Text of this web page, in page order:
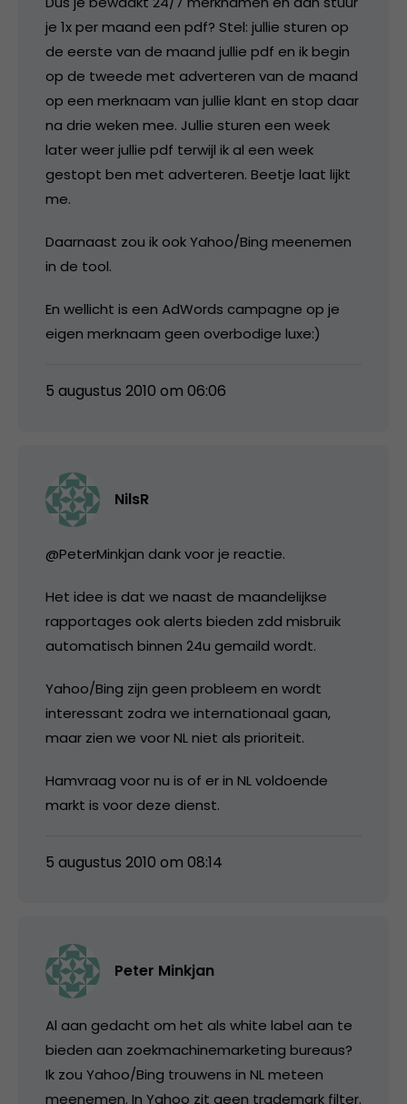
je 1x per maand een pdf? Stel: jullie sturen op
de eerste van de maand jullie pdf en ik begin
op de tweede met adverteren van de maand
op een merknaam van jullie klant en stop daar
na drie weken mee. Jullie sturen een week
later weer jullie pdf terwijl ik al een week
gestopt ben met adverteren. Beetje laat lijkt
me.
Daarnaast zou ik ook Yahoo/Bing meenemen
in de tool.
En wellicht is een AdWords campagne op je
eigen merknaam geen overbodige luxe:)
5 augustus 2010 om 06:06
NilsR
@PeterMinkjan dank voor je reactie.
Het idee is dat we naast de maandelijkse
rapportages ook alerts bieden zdd misbruik
automatisch binnen 24u gemaild wordt.
Yahoo/Bing zijn geen probleem en wordt
interessant zodra we internationaal gaan,
maar zien we voor NL niet als prioriteit.
Hamvraag voor nu is of er in NL voldoende
markt is voor deze dienst.
5 augustus 2010 om 08:14
Peter Minkjan
Al aan gedacht om het als white label aan te
bieden aan zoekmachinemarketing bureaus?
Ik zou Yahoo/Bing trouwens in NL meteen
meenemen. In Yahoo zit geen trademark filter.